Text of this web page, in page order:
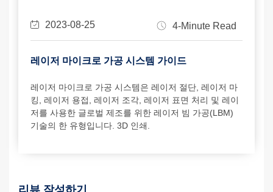
2023-08-25 4-Minute Read
레이저 마이크로 가공 시스템 가이드
레이저 마이크로 가공 시스템은 레이저 절단, 레이저 마
킹, 레이저 용접, 레이저 조각, 레이저 표면 처리 및 레이
저를 사용한 글로벌 제조를 위한 레이저 빔 가공(LBM)
기술의 한 유형입니다. 3D 인쇄.
리뷰 작성하기